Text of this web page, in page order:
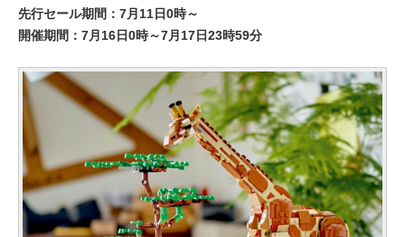
先行セール期間：7月11日0時～
開催期間：7月16日0時～7月17日23時59分